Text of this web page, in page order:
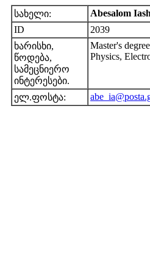
სახელი:
Abesalom
ID
2039
ხარისხი,
წოდება,
სამეცნიერო
ინტერესები.
Master's
Physics,
ელ.ფოსტა: